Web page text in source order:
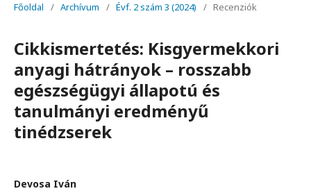
Főoldal / Archívum / Évf. 2 szám 3 (2024) / Recenziók
Cikkismertetés: Kisgyermekkori
anyagi hátrányok – rosszabb
egészségügyi állapotú és
tanulmányi eredményű
tinédzserek
Devosa Iván